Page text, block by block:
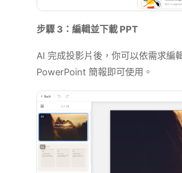
步驟 3：編輯並下載 PPT
AI 完成投影片後，你可以依需求編
PowerPoint 簡報即可使用。